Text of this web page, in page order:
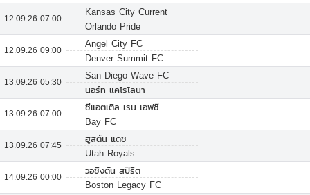
12.09.26 07:00
Kansas City Current
Orlando Pride
12.09.26 09:00
Angel City FC
Denver Summit FC
13.09.26 05:30
San Diego Wave FC
นอร์ท แคโรไลนา
13.09.26 07:00
ซีแอตเติล เรน เอฟซี
Bay FC
13.09.26 07:45
ฮูสตัน แดช
Utah Royals
14.09.26 00:00
วอชิงตัน สปิริต
Boston Legacy FC